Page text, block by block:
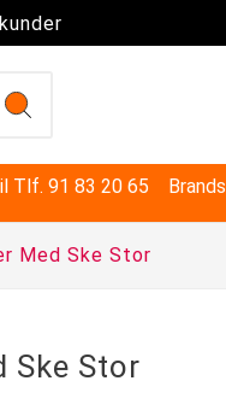
Tlf. 91 83 20 65 Brands
Med Ske Stor
Ske Stor